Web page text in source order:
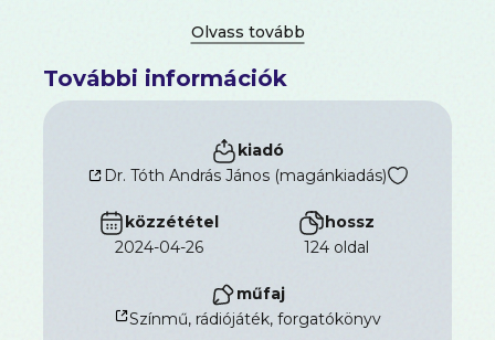
házasságát és az új operett premierjét is. Turai
igazítja a valóságot, így lesz színjáték a kastélyban.
A Játék a kastélyban nem csupán az egyik
legeredetibb és legbravúrosabb Molnár-színdarab
a megannyi világsiker között, hanem az egyik
legszemélyesebb is, a varázsló tehetségű drámaíró
ars poeticája, rezignált vallomás az élet
hazugságairól és a színpad igazságairól.
További információk
kiadó
Dr. Tóth András János (magánkiadás)
közzététel
2024-04-26
hossz
124 oldal
műfaj
Színmű, rádiójáték, forgatókönyv